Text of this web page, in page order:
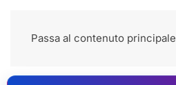
Passa al contenuto principale